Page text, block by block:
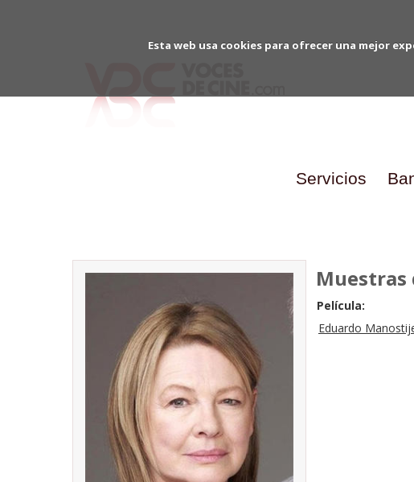
Esta web usa cookies para ofrecer una mejor
Servicios
Muestras
Película:
Eduardo